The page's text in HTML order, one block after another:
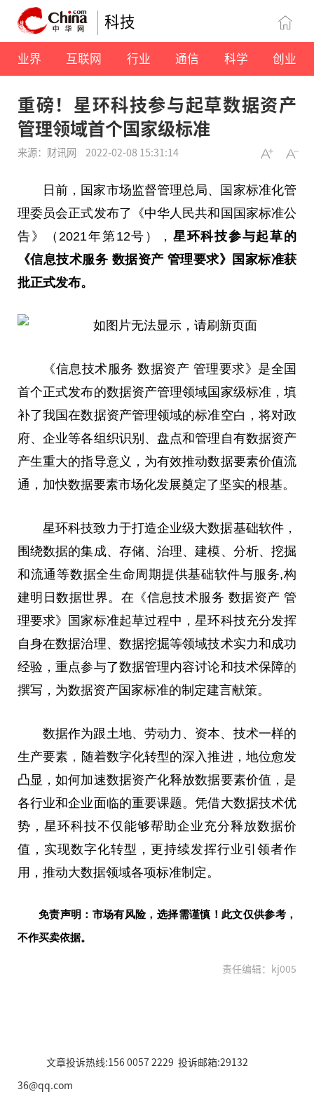
科技
业界 互联网 行业 通信 科学 创业
重磅！星环科技参与起草数据资产
管理领域首个国家级标准
来源：财讯网 2022-02-08 15:31:14
日前，国家市场监督管理总局、国家标准化管
理委员会正式发布了《中华人民共和国国家标准公
告》（2021年第12号）， 星环科技参与起草的
《信息技术服务 数据资产 管理要求》国家标准获
批正式发布。
《信息技术服务 数据资产 管理要求》是全国
首个正式发布的数据资产管理领域国家级标准，填
补了我国在数据资产管理领域的标准空白，将对政
府、企业等各组织识别、盘点和管理自有数据资产
产生重大的指导意义，为有效推动数据要素价值流
通，加快数据要素市场化发展奠定了坚实的根基。
星环科技致力于打造企业级大数据基础软件，
围绕数据的集成、存储、治理、建模、分析、挖掘
和流通等数据全生命周期提供基础软件与服务,构
建明日数据世界。在《信息技术服务 数据资产 管
理要求》国家标准起草过程中，星环科技充分发挥
自身在数据治理、数据挖掘等领域技术实力和成功
经验，重点参与了数据管理内容讨论和技术保障的
撰写，为数据资产国家标准的制定建言献策。
数据作为跟土地、劳动力、资本、技术一样的
生产要素 ， 随着数字化转型的深入推进，地位愈发
凸显，如何加速数据资产化释放数据要素价值，是
各行业和企业面临的重要课题。凭借大数据技术优
势，星环科技不仅能够帮助企业充分释放数据价
值，实现数字化转型，更持续发挥行业引领者作
用，推动大数据领域各项标准制定。
免责声明：市场有风险，选择需谨慎！此文仅供参考，
不作买卖依据。
责任编辑：kj005
文章投诉热线:156 0057 2229 投诉邮箱:29132
36@qq.com